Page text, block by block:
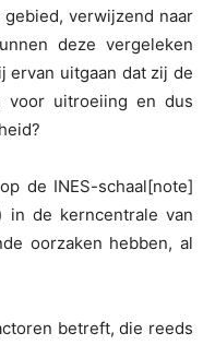
verwijzend naar
deze vergeleken
ervan uitgaan dat zij de
voor uitroeiing en dus
de INES-schaal[note]
in de kerncentrale van
oorzaken hebben, al
betreft, die reeds